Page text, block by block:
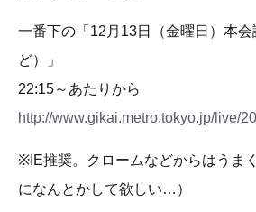
一番下の「12月13日（金曜日）本
ど）」
22:15～あたりから
http://www.gikai.metro.tokyo.jp/live/
※IE推奨。クロームなどからはうま
になんとかして欲しい…）